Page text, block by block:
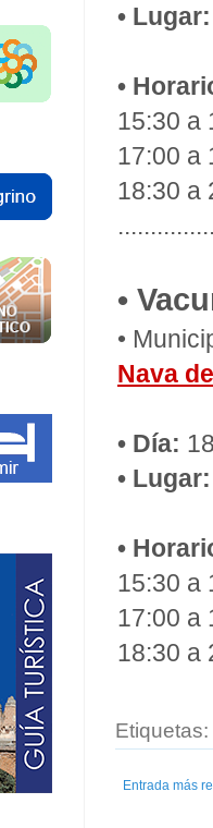
• Lugar:
•
15:30 a
17:00 a
18:30 a
•
•
Nava
• Día:
• Lugar:
•
15:30 a
17:00 a
18:30 a
Etiquetas:
Entrada más